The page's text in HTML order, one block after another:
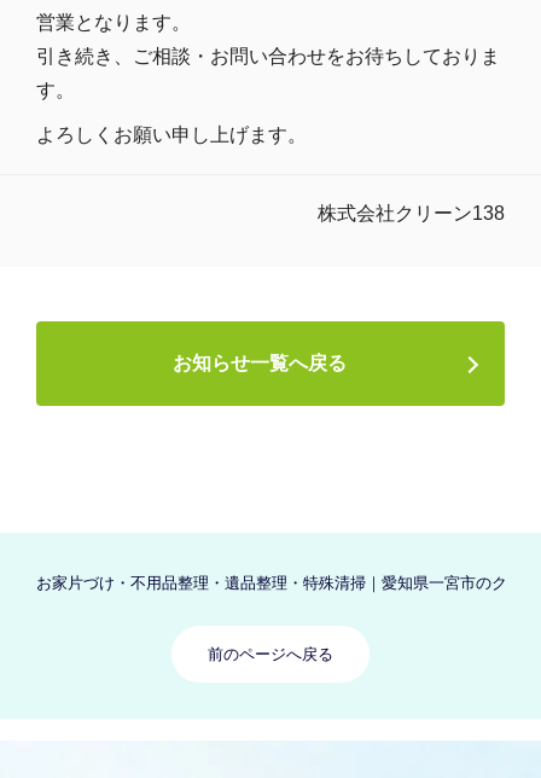
営業となります。
引き続き、ご相談・お問い合わせをお待ちしておりま
す。
よろしくお願い申し上げます。
株式会社クリーン138
お知らせ一覧へ戻る
お家片づけ・不用品整理・遺品整理・特殊清掃｜愛知県一宮市のクリ
前のページへ戻る